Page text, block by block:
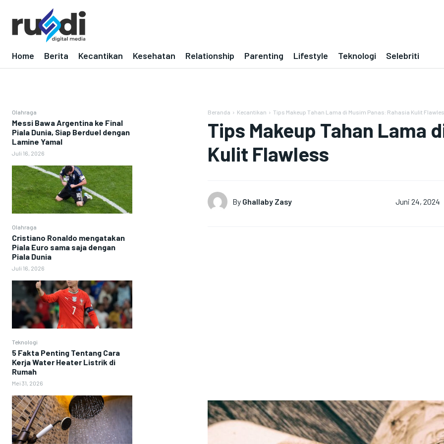
Home Berita Kecantikan Kesehatan Relationship Parenting Lifestyle Teknologi Selebriti
Olahraga
Messi Bawa Argentina ke Final
Piala Dunia, Siap Berduel dengan
Lamine Yamal
Juli 16, 2026
Olahraga
Cristiano Ronaldo mengatakan
Piala Euro sama saja dengan
Piala Dunia
Juli 16, 2026
Teknologi
5 Fakta Penting Tentang Cara
Kerja Water Heater Listrik di
Rumah
Mei 31, 2026
Beranda Kecantikan Tips Makeup Tahan Lama di Musim Panas: Rahasia Kulit
Tips Makeup Tahan Lama
Kulit Flawless
By Ghallaby Zasy Juni 24, 2024